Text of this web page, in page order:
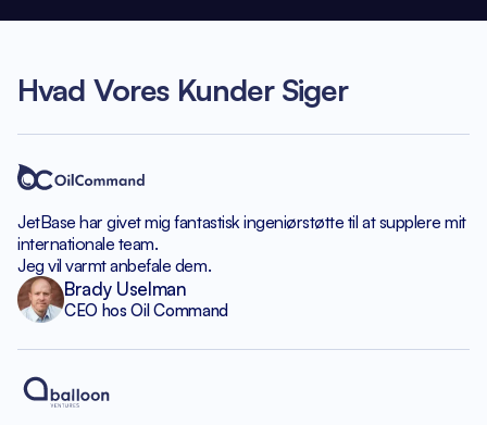
Hvad Vores Kunder Siger
JetBase har givet mig fantastiskingeniørstøtte til at suppleremit
internationale team.
Jeg vil varmt anbefale dem.
Brady Uselman
CEO hos Oil Command